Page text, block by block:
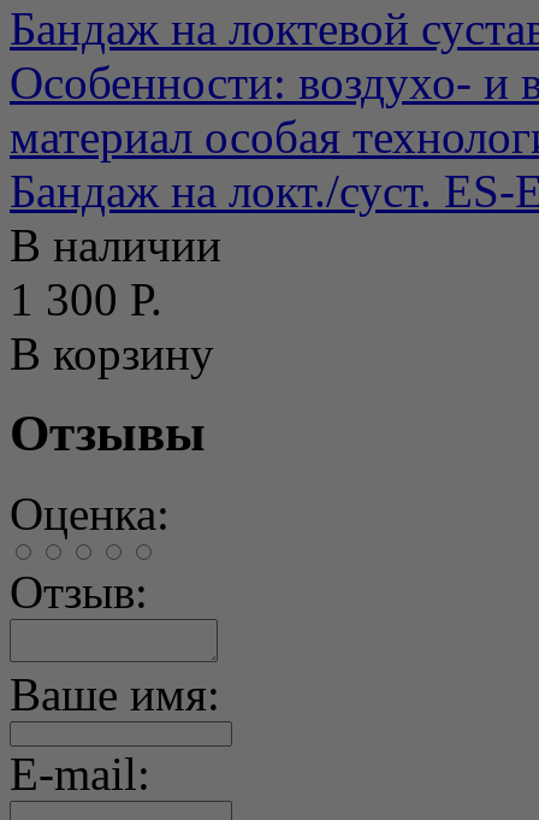
Бандаж на локтевой
Особенности: воздухо- и
материал особая
Бандаж на локт./суст. ЕS-
В наличии
1 300 Р.
В корзину
Отзывы
Оценка:
Отзыв:
Ваше имя:
E-mail: